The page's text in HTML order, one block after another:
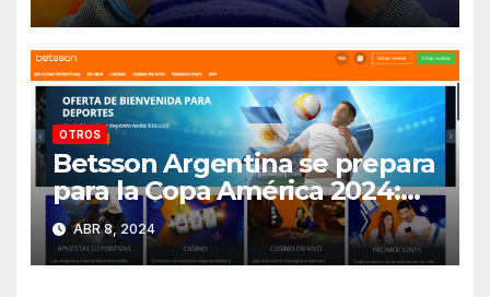
OTROS
Betsson Argentina se prepara
para la Copa América 2024:
¡Descúbrelo acá!
ABR 8, 2024